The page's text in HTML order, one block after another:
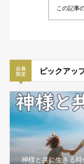
この記事
ピックアッ
神様と共に生きる時